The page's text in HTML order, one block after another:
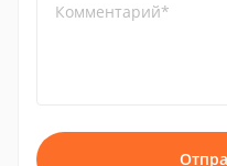
Комментарий*